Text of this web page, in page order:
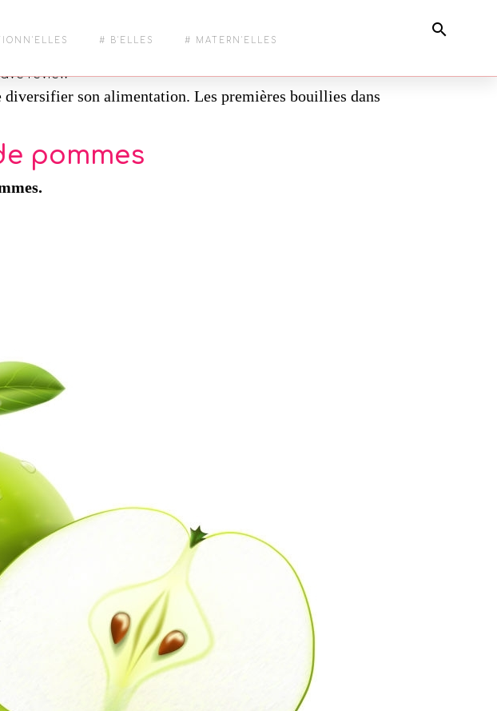
# B'ELLES # MATERN'ELLES
DE BÉBÉ
review
diversifier son alimentation. Les premières bouillies dans
pommes